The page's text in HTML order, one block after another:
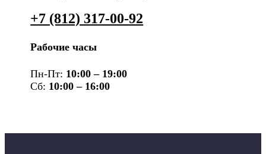
+7 (812) 317-00-92
Рабочие часы
Пн-Пт: 10:00 – 19:00
Сб: 10:00 – 16:00